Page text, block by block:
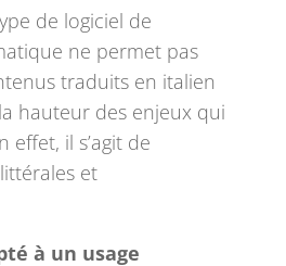
de logiciel de
ne permet pas
traduits en italien
hauteur des enjeux qui
effet, il s’agit de
et
à un usage